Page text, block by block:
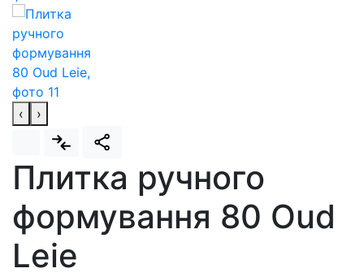
‹ ›
Плитка ручного
формування 80 Oud
Leie